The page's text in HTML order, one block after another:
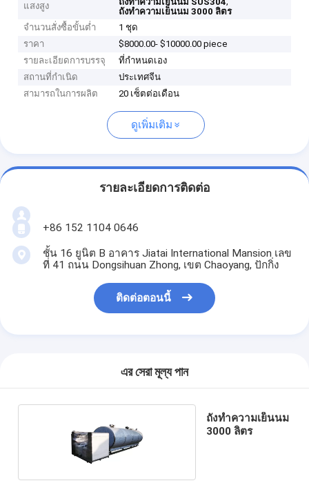
แสงสูง
ถังทำความเย็นนม 3000 ลิตร
จำนวนสั่งซื้อขั้นต่ำ
1 ชุด
ราคา
$8000.00- $10000.00 piece
รายละเอียดการบรรจุ
ที่กำหนดเอง
สถานที่กำเนิด
ประเทศจีน
สามารถในการผลิต
20 เซ็ตต่อเดือน
ดูเพิ่มเติม
รายละเอียดการติดต่อ
+86 152 1104 0646
ชั้น 16 ยูนิต B อาคาร Jiatai International Mansion เลข
ที่ 41 ถนน Dongsihuan Zhong, เขต Chaoyang, ปักกิ่ง
ติดต่อตอนนี้
এর সেরা মূল্য পান
ถังทำความเย็นนม
3000 ลิตร